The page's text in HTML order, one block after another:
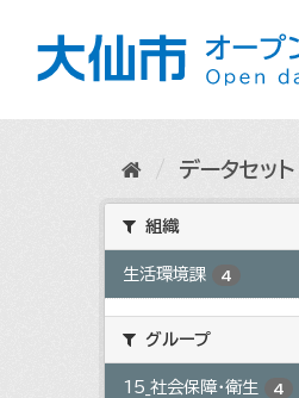
データセット
組織
生活環境課 4
グループ
15_社会保障・衛生 4